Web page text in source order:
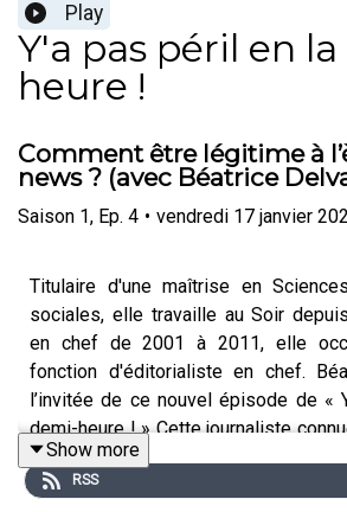
Play
Y'a pas péril en
heure !
Comment être légitime à
news ? (avec Béatrice
Saison 1, Ep. 4 • vendredi 17 janvier
Titulaire d'une maîtrise en
sociales, elle travaille au Soir
en chef de 2001 à 2011, elle
fonction d'éditorialiste en chef.
l’invitée de ce nouvel épisode de «
demi-heure ! » Cette journaliste
l’oratrice d’une conférence proposée
Mouscron ce mardi. L’occasion
Show more
RSS